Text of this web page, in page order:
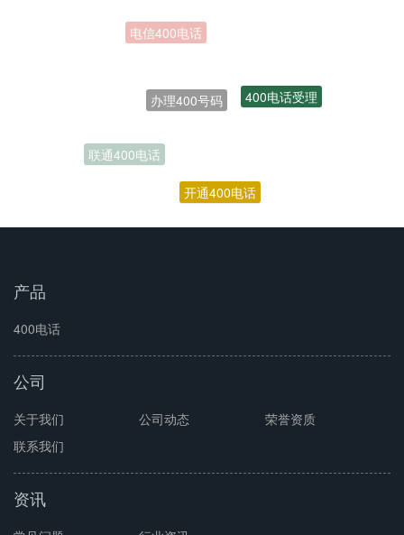
开通400电话
联通400电话
400电话受理
产品
400电话
公司
关于我们 公司动态
荣誉资质
联系我们
资讯